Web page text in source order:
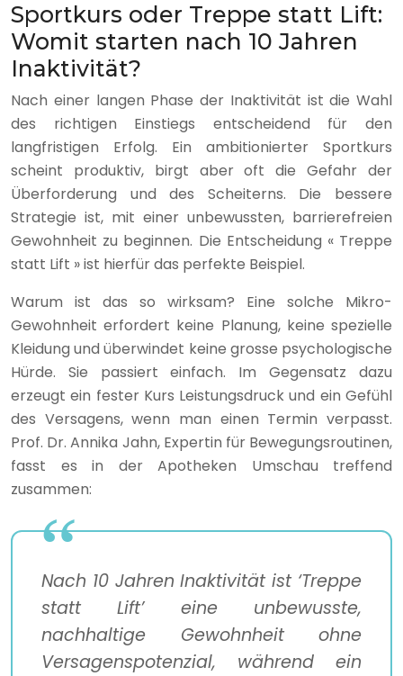
Sportkurs oder Treppe statt Lift:
Womit starten nach 10 Jahren
Inaktivität?
Nach einer langen Phase der Inaktivität ist die Wahl
des richtigen Einstiegs entscheidend für den
langfristigen Erfolg. Ein ambitionierter Sportkurs
scheint produktiv, birgt aber oft die Gefahr der
Überforderung und des Scheiterns. Die bessere
Strategie ist, mit einer unbewussten, barrierefreien
Gewohnheit zu beginnen. Die Entscheidung « Treppe
statt Lift » ist hierfür das perfekte Beispiel.
Warum ist das so wirksam? Eine solche Mikro-
Gewohnheit erfordert keine Planung, keine spezielle
Kleidung und überwindet keine grosse psychologische
Hürde. Sie passiert einfach. Im Gegensatz dazu
erzeugt ein fester Kurs Leistungsdruck und ein Gefühl
des Versagens, wenn man einen Termin verpasst.
Prof. Dr. Annika Jahn, Expertin für Bewegungsroutinen,
fasst es in der Apotheken Umschau treffend
zusammen:
Nach 10 Jahren Inaktivität ist ‘Treppe
statt Lift’ eine unbewusste,
nachhaltige Gewohnheit ohne
Versagenspotenzial, während ein